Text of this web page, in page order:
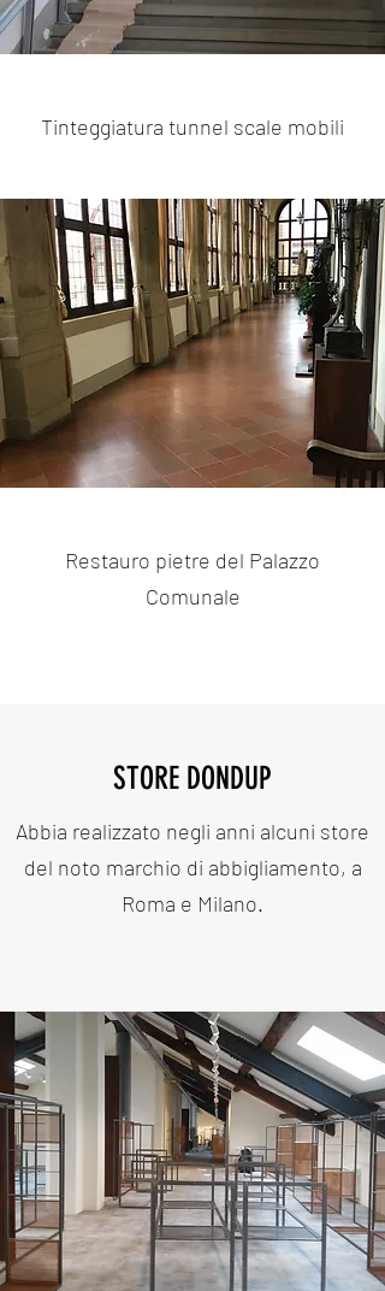
Tinteggiatura tunnel scale mobili
Restauro pietre del Palazzo
Comunale
STORE DONDUP
Abbia realizzato negli anni alcuni store
del noto marchio di abbigliamento, a
Roma e Milano.